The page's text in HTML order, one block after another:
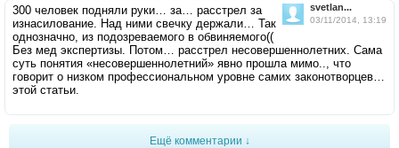
svetlan...
03/11/2014, 13:19
300 человек подняли руки… за… расстрел за
изнасилование. Над ними свечку держали… Так
однозначно, из подозреваемого в обвиняемого((
Без мед экспертизы. Потом… расстрел несовершеннолетних. Сама
суть понятия «несовершеннолетний» явно прошла мимо.., что
говорит о низком профессиональном уровне самих законотворцев…
этой статьи.
Ещё комментарии ↓